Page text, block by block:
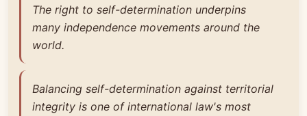
The right to self-determination underpins
many independence movements around the
world.
Balancing self-determination against territorial
integrity is one of international law's most